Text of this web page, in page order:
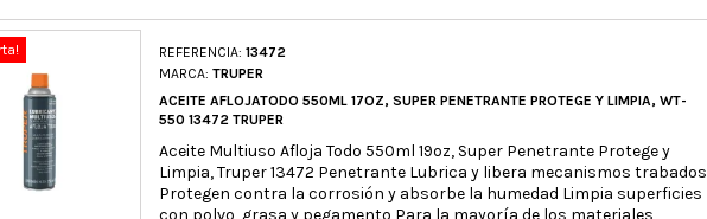
REFERENCIA: 13472
MARCA: TRUPER
ACEITE AFLOJATODO 550ML 17OZ, SUPER PENETRANTE PROTEGE Y LIMPIA, WT-
550 13472 TRUPER
Aceite Multiuso Afloja Todo 550ml 19oz, Super Penetrante Protege y
Limpia, Truper 13472 Penetrante Lubrica y libera mecanismos trabados
Protegen contra la corrosión y absorbe la humedad Limpia superficies
con polvo, grasa y pegamento Para la mayoría de los materiales,